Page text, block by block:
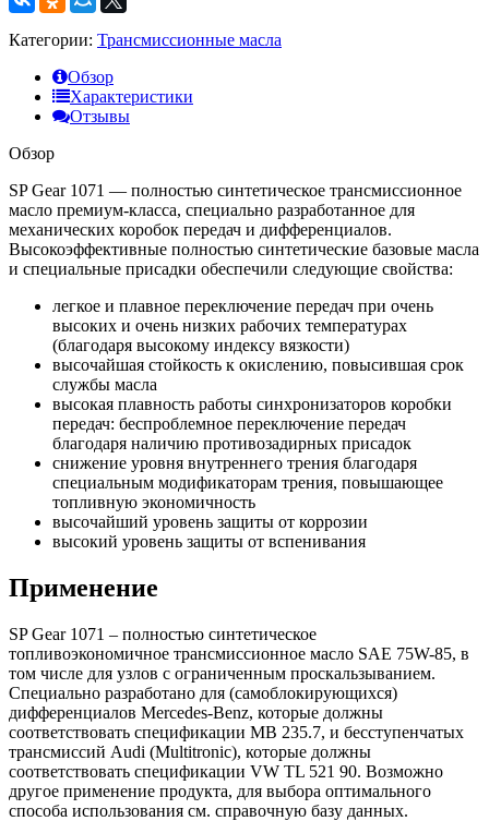
Категории: Трансмиссионные масла
Обзор
Характеристики
Отзывы
Обзор
SP Gear 1071 — полностью синтетическое трансмиссионное
масло премиум-класса, специально разработанное для
механических коробок передач и дифференциалов.
Высокоэффективные полностью синтетические базовые масла
и специальные присадки обеспечили следующие свойства:
легкое и плавное переключение передач при очень
высоких и очень низких рабочих температурах
(благодаря высокому индексу вязкости)
высочайшая стойкость к окислению, повысившая срок
службы масла
высокая плавность работы синхронизаторов коробки
передач: беспроблемное переключение передач
благодаря наличию противозадирных присадок
снижение уровня внутреннего трения благодаря
специальным модификаторам трения, повышающее
топливную экономичность
высочайший уровень защиты от коррозии
высокий уровень защиты от вспенивания
Применение
SP Gear 1071 – полностью синтетическое
топливоэкономичное трансмиссионное масло SAE 75W-85, в
том числе для узлов с ограниченным проскальзыванием.
Специально разработано для (самоблокирующихся)
дифференциалов Mercedes-Benz, которые должны
соответствовать спецификации MB 235.7, и бесступенчатых
трансмиссий Audi (Multitronic), которые должны
соответствовать спецификации VW TL 521 90. Возможно
другое применение продукта, для выбора оптимального
способа использования см. справочную базу данных.